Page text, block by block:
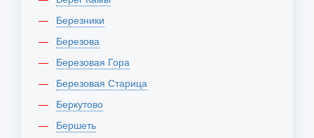
Березники
Березова
Березовая Гора
Березовая Старица
Беркутово
Бершеть